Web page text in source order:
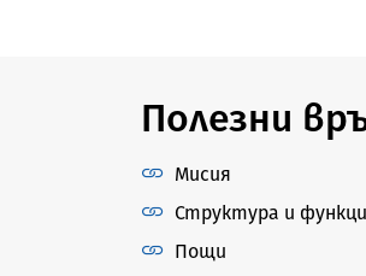
Полезни
Мисия
Структура и
Пощи